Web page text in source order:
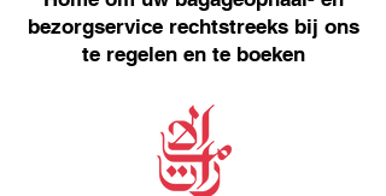
bezorgservice rechtstreeks bij ons
te regelen en te boeken